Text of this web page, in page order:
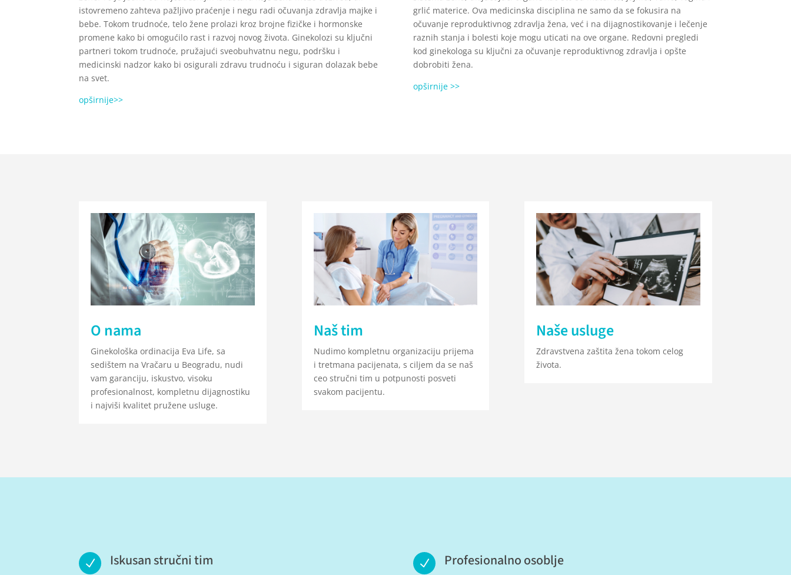
istovremeno zahteva pažljivo praćenje i negu radi očuvanja zdravlja majke i
bebe. Tokom trudnoće, telo žene prolazi kroz brojne fizičke i hormonske
promene kako bi omogućilo rast i razvoj novog života. Ginekolozi su ključni
partneri tokom trudnoće, pružajući sveobuhvatnu negu, podršku i
medicinski nadzor kako bi osigurali zdravu trudnoću i siguran dolazak bebe
na svet.
opširnije>>
grlić materice. Ova medicinska disciplina ne samo da se fokusira na
očuvanje reproduktivnog zdravlja žena, već i na dijagnostikovanje i lečenje
raznih stanja i bolesti koje mogu uticati na ove organe. Redovni pregledi
kod ginekologa su ključni za očuvanje reproduktivnog zdravlja i opšte
dobrobiti žena.
opširnije >>
O nama
Ginekološka ordinacija Eva Life, sa
sedištem na Vračaru u Beogradu, nudi
vam garanciju, iskustvo, visoku
profesionalnost, kompletnu dijagnostiku
i najviši kvalitet pružene usluge.
Naš tim
Nudimo kompletnu organizaciju prijema
i tretmana pacijenata, s ciljem da se naš
ceo stručni tim u potpunosti posveti
svakom pacijentu.
Naše usluge
Zdravstvena zaštita žena tokom celog
života.
N Iskusan stručni tim N Profesionalno osoblje